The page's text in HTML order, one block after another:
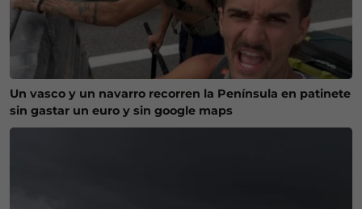
Un vasco y un navarro recorren la Península en patinete
sin gastar un euro y sin google maps